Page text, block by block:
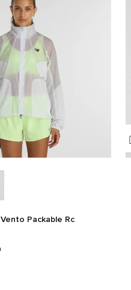
Packable Rc